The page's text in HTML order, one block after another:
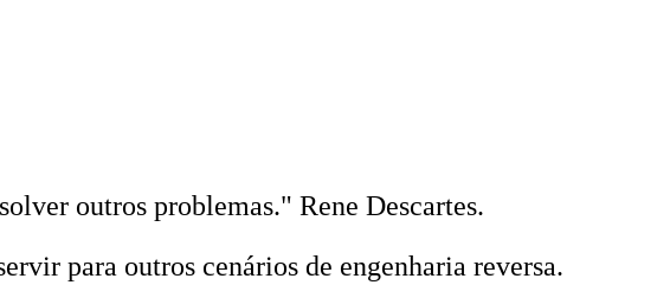
outros problemas." Rene Descartes.
para outros cenários de engenharia reversa.